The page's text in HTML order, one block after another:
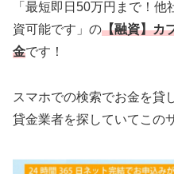
「最短即日50万円まで！
資可能です」の【融資】カ
金です！
スマホでの検索でお金を貸
貸金業者を探していてこの